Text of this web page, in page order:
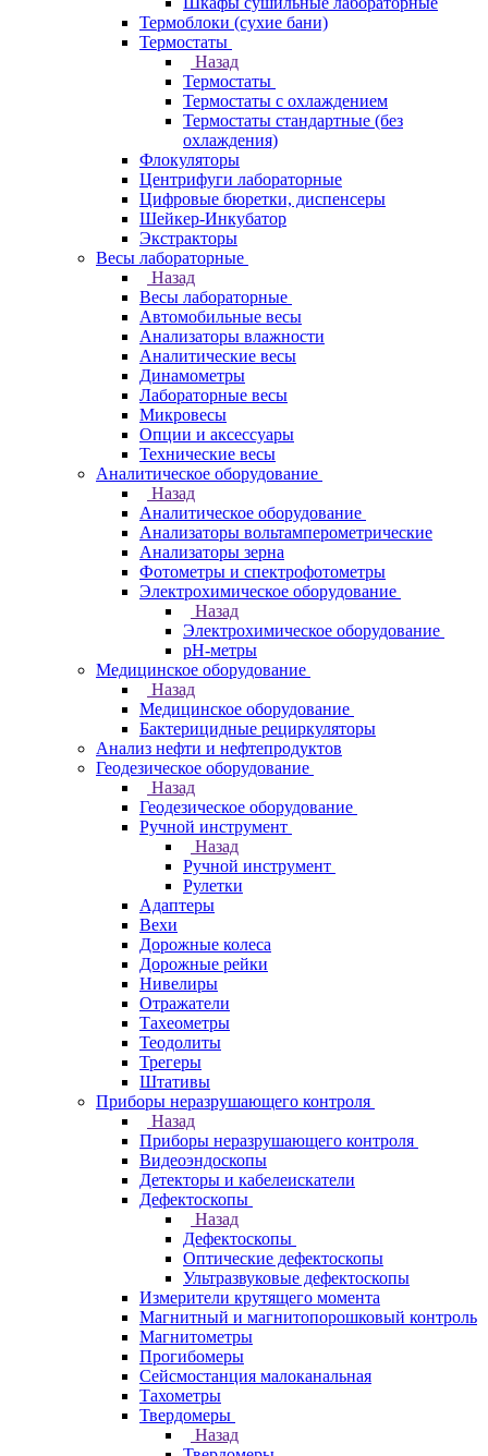
Термоблоки (сухие бани)
Термостаты
Назад
Термостаты
Термостаты с охлаждением
Термостаты стандартные (без
охлаждения)
Флокуляторы
Центрифуги лабораторные
Цифровые бюретки, диспенсеры
Шейкер-Инкубатор
Экстракторы
Весы лабораторные
Назад
Весы лабораторные
Автомобильные весы
Анализаторы влажности
Аналитические весы
Динамометры
Лабораторные весы
Микровесы
Опции и аксессуары
Технические весы
Аналитическое оборудование
Назад
Аналитическое оборудование
Анализаторы вольтамперометрические
Анализаторы зерна
Фотометры и спектрофотометры
Электрохимическое оборудование
Назад
Электрохимическое оборудование
pH-метры
Медицинское оборудование
Назад
Медицинское оборудование
Бактерицидные рециркуляторы
Анализ нефти и нефтепродуктов
Геодезическое оборудование
Назад
Геодезическое оборудование
Ручной инструмент
Назад
Ручной инструмент
Рулетки
Адаптеры
Вехи
Дорожные колеса
Дорожные рейки
Нивелиры
Отражатели
Тахеометры
Теодолиты
Трегеры
Штативы
Приборы неразрушающего контроля
Назад
Приборы неразрушающего контроля
Видеоэндоскопы
Детекторы и кабелеискатели
Дефектоскопы
Назад
Дефектоскопы
Оптические дефектоскопы
Ультразвуковые дефектоскопы
Измерители крутящего момента
Магнитный и магнитопорошковый контроль
Магнитометры
Прогибомеры
Сейсмостанция малоканальная
Тахометры
Твердомеры
Назад